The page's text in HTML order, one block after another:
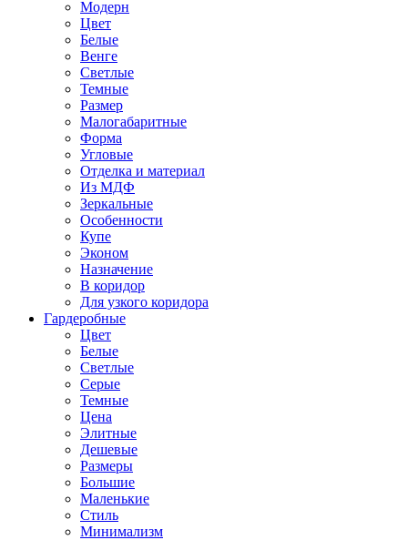
Модерн
Цвет
Белые
Венге
Светлые
Темные
Размер
Малогабаритные
Форма
Угловые
Отделка и материал
Из МДФ
Зеркальные
Особенности
Купе
Эконом
Назначение
В коридор
Для узкого коридора
Гардеробные
Цвет
Белые
Светлые
Серые
Темные
Цена
Элитные
Дешевые
Размеры
Большие
Маленькие
Стиль
Минимализм